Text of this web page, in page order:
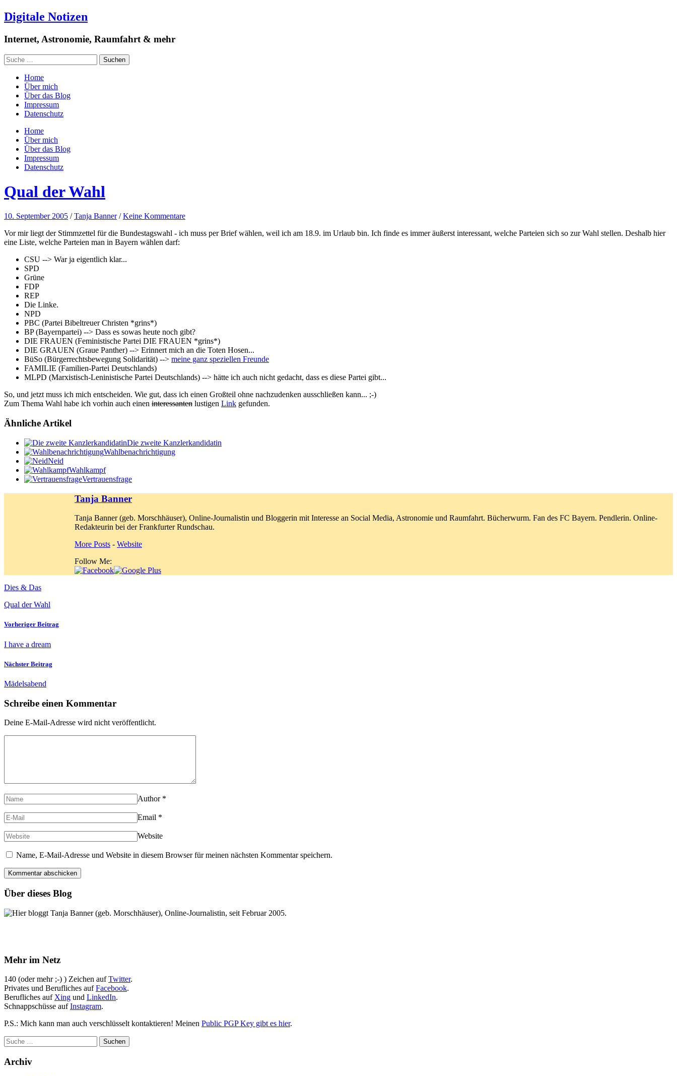
Digitale Notizen
Internet, Astronomie, Raumfahrt & mehr
Home
Über mich
Über das Blog
Impressum
Datenschutz
Home
Über mich
Über das Blog
Impressum
Datenschutz
Qual der Wahl
10. September 2005 /Tanja Banner /Keine Kommentare
Vor mir liegt der Stimmzettel für die Bundestagswahl - ich muss per Brief wählen, weil ich am 18.9. im Urlaub bin. Ich finde es immer äußerst interessant, welche Parteien sich so zur Wahl stellen. Deshalb hier
eine Liste, welche Parteien man in Bayern wählen darf:
CSU --> War ja eigentlich klar...
SPD
Grüne
FDP
REP
Die Linke.
NPD
PBC (Partei Bibeltreuer Christen *grins*)
BP (Bayernpartei) --> Dass es sowas heute noch gibt?
DIE FRAUEN (Feministische Partei DIE FRAUEN *grins*)
DIE GRAUEN (Graue Panther) --> Erinnert mich an die Toten Hosen...
BüSo (Bürgerrechtsbewegung Solidarität) --> meine ganz speziellen Freunde
FAMILIE (Familien-Partei Deutschlands)
MLPD (Marxistisch-Leninistische Partei Deutschlands) --> hätte ich auch nicht gedacht, dass es diese Partei gibt...
So, und jetzt muss ich mich entscheiden. Wie gut, dass ich einen Großteil ohne nachzudenken ausschließen kann... ;-)
Zum Thema Wahl habe ich vorhin auch einen interessanten lustigen Link gefunden.
Ähnliche Artikel
Die zweite Kanzlerkandidatin
Wahlbenachrichtigung
Neid
Wahlkampf
Vertrauensfrage
Tanja Banner
Tanja Banner (geb. Morschhäuser), Online-Journalistin und Bloggerin mit Interesse an Social Media, Astronomie und Raumfahrt. Bücherwurm. Fan des FC Bayern. Pendlerin. Online-
Redakteurin bei der Frankfurter Rundschau.
More Posts - Website
Follow Me:
Dies & Das
Qual der Wahl
Vorheriger Beitrag
I have a dream
Nächster Beitrag
Mädelsabend
Schreibe einen Kommentar
Deine E-Mail-Adresse wird nicht veröffentlicht.
Author *
Email *
Website
Name, E-Mail-Adresse und Website in diesem Browser für meinen nächsten Kommentar speichern.
Über dieses Blog
Hier bloggt Tanja Banner (geb. Morschhäuser), Online-Journalistin, seit Februar 2005.
Mehr im Netz
140 (oder mehr ;-) ) Zeichen aufTwitter.
Privates und Berufliches aufFacebook.
Berufliches auf Xing und LinkedIn.
Schnappschüsse aufInstagram.
P.S.: Mich kann man auch verschlüsselt kontaktieren! Meinen Public PGP Key gibt es hier.
Archiv